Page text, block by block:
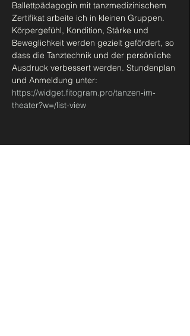
Ballettpädagogin mit tanzmedizinischem
Zertifikat arbeite ich in kleinen Gruppen.
Körpergefühl, Kondition, Stärke und
Beweglichkeit werden gezielt gefördert, so
dass die Tanztechnik und der persönliche
Ausdruck verbessert werden. Stundenplan
und Anmeldung unter:
https://widget.fitogram.pro/tanzen-im-
theater?w=/list-view